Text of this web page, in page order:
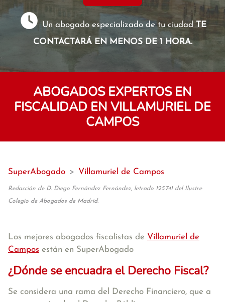
Un abogado especializado de tu ciudadTE
CONTACTARÁ EN MENOS DE 1 HORA.
ABOGADOS EXPERTOS EN
FISCALIDAD EN VILLAMURIEL DE
CAMPOS
SuperAbogado > Villamuriel de Campos
Redacción de D. Diego Fernández Fernández, letrado 125.741 del Ilustre
Colegio de Abogados de Madrid.
Los mejores abogados fiscalistas de Villamuriel de
Campos están en SuperAbogado
¿Dónde se encuadra el Derecho Fiscal?
Se considera una rama del Derecho Financiero, que a